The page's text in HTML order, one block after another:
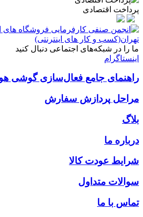
پرداخت اقتصادی
ما را در شبکه‌های اجتماعی دنبال کنید
اینستاگرام
راهنمای جامع فعال‌سازی گوشی
مراحل پردازش سفارش
بلاگ
درباره ما
شرایط عودت کالا
سوالات متداول
تماس با ما